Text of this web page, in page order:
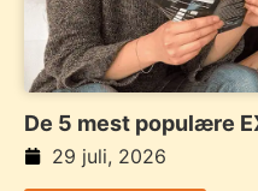
De 5 mest populære
29 juli, 2026